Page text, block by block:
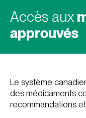
Accès aux
approuvés
Le système
des médicaments
recommandations